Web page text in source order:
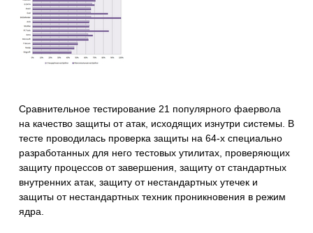
Сравнительное тестирование 21 популярного фаервола
на качество защиты от атак, исходящих изнутри системы. В
тесте проводилась проверка защиты на 64-х специально
разработанных для него тестовых утилитах, проверяющих
защиту процессов от завершения, защиту от стандартных
внутренних атак, защиту от нестандартных утечек и
защиты от нестандартных техник проникновения в режим
ядра.